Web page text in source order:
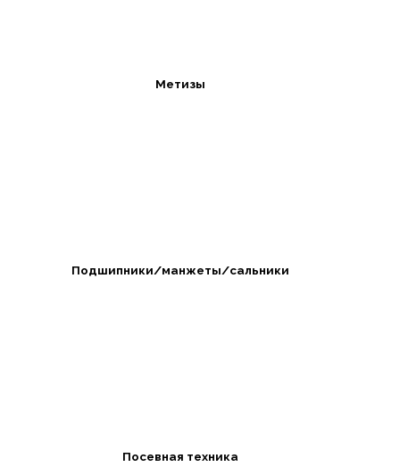
Метизы
Подшипники/манжеты/сальники
Посевная техника